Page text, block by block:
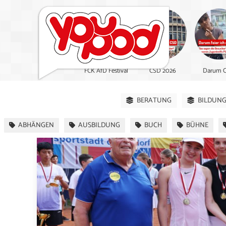
FCK AfD Festival CSD 2026 Darum
BERATUNG BILDUNG
ABHÄNGEN AUSBILDUNG BUCH BÜHNE